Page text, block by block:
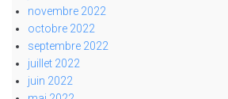
novembre 2022
octobre 2022
septembre 2022
juillet 2022
juin 2022